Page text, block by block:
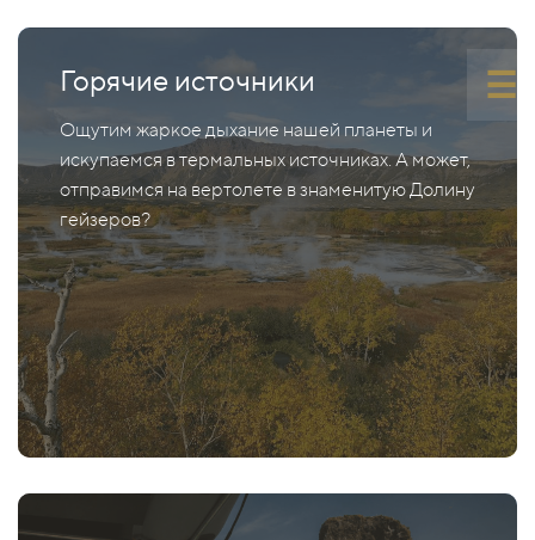
Горячие источники
Ощутим жаркое дыхание нашей планеты и
искупаемся в термальных источниках. А может,
отправимся на вертолете в знаменитую Долину
гейзеров?